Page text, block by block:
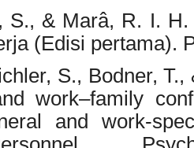
S., & Marâ, R. I.
(Edisi pertama).
S., Bodner,
work–family
and work-